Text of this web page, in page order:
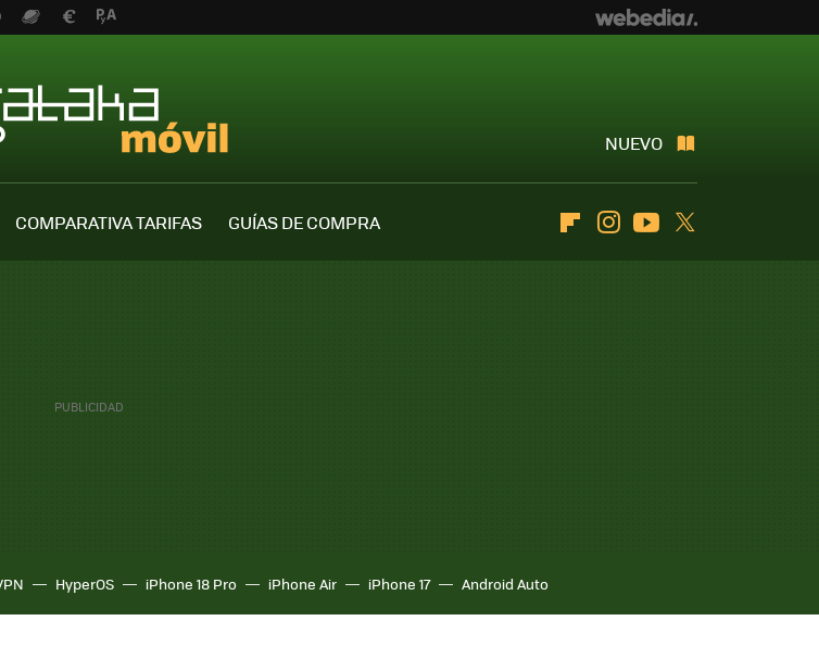
NUEVO
COMPARATIVA TARIFAS
GUÍAS DE COMPRA
FlipboardInstagramYoutube
HyperOS iPhone 18 Pro iPhone Air iPhone 17 Android Auto